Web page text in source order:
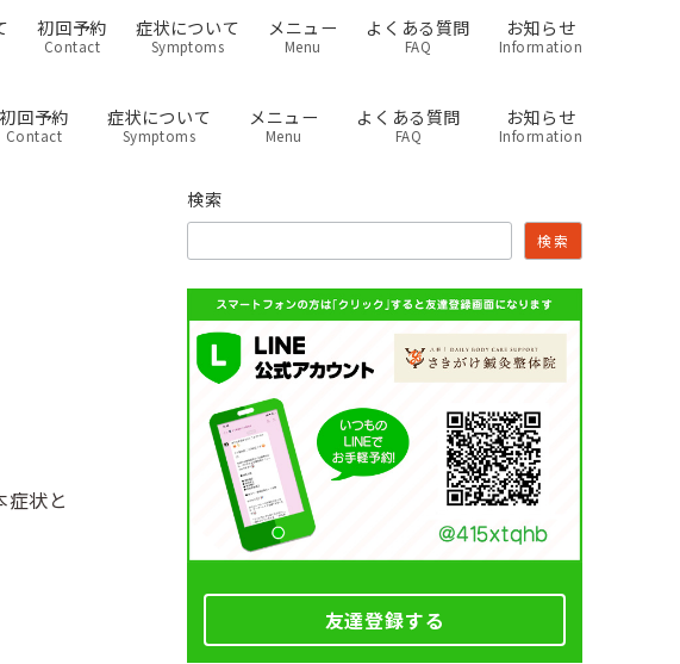
初回予約
Contact
症状について
Symptoms
メニュー
Menu
よくある質問
FAQ
お知らせ
Information
初回予約
Contact
症状について
Symptoms
メニュー
Menu
よくある質問
FAQ
お知らせ
Information
状と
検索
検索
友達登録する